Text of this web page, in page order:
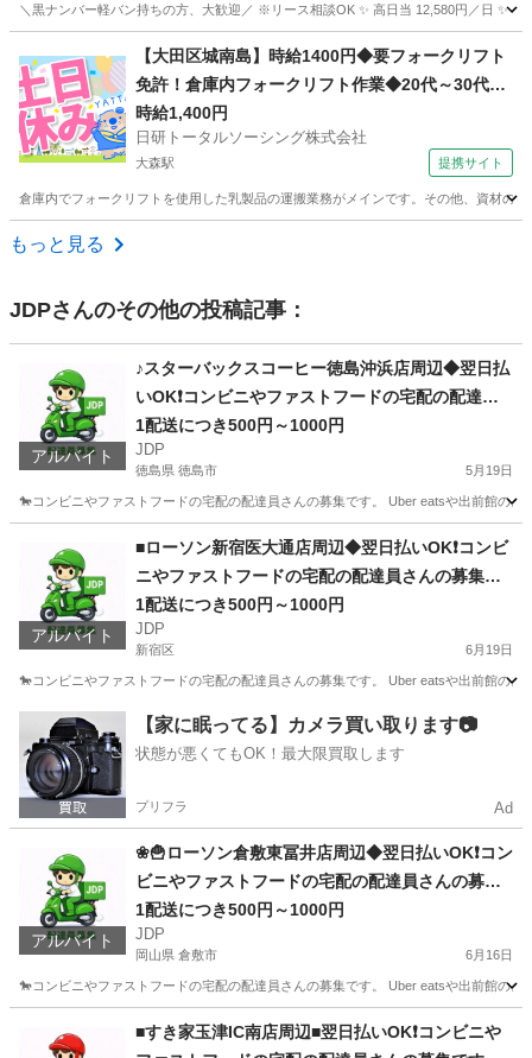
＼黒ナンバー軽バン持ちの方、大歓迎／ ※リース相談OK ✨ 高日当 12,580円／
配送
【大田区城南島】時給1400円◆要フォークリフト
免許！倉庫内フォークリフト作業◆20代～30代活
躍中
時給1,400円
日研トータルソーシング株式会社
大森駅 提携サイト
倉庫内でフォークリフトを使用した乳製品の運搬業務がメインです。その他、資材の
東京 大田区
もっと見る
JDPさんのその他の投稿記事：
アルバイト
♪スターバックスコーヒー徳島沖浜店周辺◆翌日払
いOK❗️コンビニやファストフードの宅配の配達員
さんの募集です
1配送につき500円～1000円
JDP
徳島県 徳島市 5月19日
🐎コンビニやファストフードの宅配の配達員さんの募集です。 Uber eatsや出前館の
ファストフード
アルバイト
■ローソン新宿医大通店周辺◆翌日払いOK❗️コンビ
ニやファストフードの宅配の配達員さんの募集で
す
1配送につき500円～1000円
JDP
新宿区 6月19日
🐎コンビニやファストフードの宅配の配達員さんの募集です。 Uber eatsや出前館の
新宿区 配送 ファストフード
【家に眠ってる】カメラ買い取ります📷
状態が悪くてもOK！最大限買取します
プリフラ Ad
アルバイト
❀🍟ローソン倉敷東冨井店周辺◆翌日払いOK❗️コン
ビニやファストフードの宅配の配達員さんの募集
です
1配送につき500円～1000円
JDP
岡山県 倉敷市 6月16日
🐎コンビニやファストフードの宅配の配達員さんの募集です。 Uber eatsや出前館の
配送 ファストフード
■すき家玉津IC南店周辺■翌日払いOK❗️コンビニや